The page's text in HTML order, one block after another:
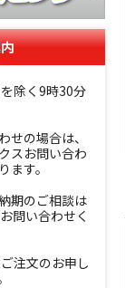
除く9時30分
せの場合は、
スお問い合わ
ます。
期のご相談は
問い合わせく
注文のお申し